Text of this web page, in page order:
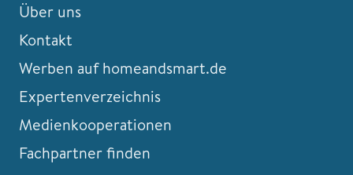
Über uns
Kontakt
Werben auf homeandsmart.de
Expertenverzeichnis
Medienkooperationen
Fachpartner finden